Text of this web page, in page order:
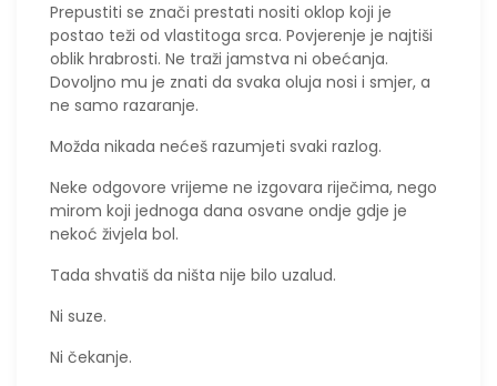
Prepustiti se znači prestati nositi oklop koji je
postao teži od vlastitoga srca. Povjerenje je najtiši
oblik hrabrosti. Ne traži jamstva ni obećanja.
Dovoljno mu je znati da svaka oluja nosi i smjer, a
ne samo razaranje.
Možda nikada nećeš razumjeti svaki razlog.
Neke odgovore vrijeme ne izgovara riječima, nego
mirom koji jednoga dana osvane ondje gdje je
nekoć živjela bol.
Tada shvatiš da ništa nije bilo uzalud.
Ni suze.
Ni čekanje.